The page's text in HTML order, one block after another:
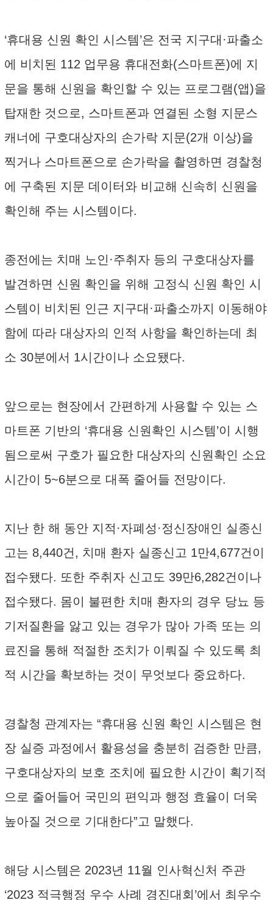
‘휴대용 신원 확인 시스템’은 전국 지구대·파출소
에 비치된 112 업무용 휴대전화(스마트폰)에 지
문을 통해 신원을 확인할 수 있는 프로그램(앱)을
탑재한 것으로, 스마트폰과 연결된 소형 지문스
캐너에 구호대상자의 손가락 지문(2개 이상)을
찍거나 스마트폰으로 손가락을 촬영하면 경찰청
에 구축된 지문 데이터와 비교해 신속히 신원을
확인해 주는 시스템이다.
종전에는 치매 노인·주취자 등의 구호대상자를
발견하면 신원 확인을 위해 고정식 신원 확인 시
스템이 비치된 인근 지구대·파출소까지 이동해야
함에 따라 대상자의 인적 사항을 확인하는데 최
소 30분에서 1시간이나 소요됐다.
앞으로는 현장에서 간편하게 사용할 수 있는 스
마트폰 기반의 ‘휴대용 신원확인 시스템’이 시행
됨으로써 구호가 필요한 대상자의 신원확인 소요
시간이 5~6분으로 대폭 줄어들 전망이다.
지난 한 해 동안 지적·자폐성·정신장애인 실종신
고는 8,440건, 치매 환자 실종신고 1만4,677건이
접수됐다. 또한 주취자 신고도 39만6,282건이나
접수됐다. 몸이 불편한 치매 환자의 경우 당뇨 등
기저질환을 앓고 있는 경우가 많아 가족 또는 의
료진을 통해 적절한 조치가 이뤄질 수 있도록 최
적 시간을 확보하는 것이 무엇보다 중요하다.
경찰청 관계자는 “휴대용 신원 확인 시스템은 현
장 실증 과정에서 활용성을 충분히 검증한 만큼,
구호대상자의 보호 조치에 필요한 시간이 획기적
으로 줄어들어 국민의 편익과 행정 효율이 더욱
높아질 것으로 기대한다”고 말했다.
해당 시스템은 2023년 11월 인사혁신처 주관
‘2023 적극행정 우수 사례 경진대회’에서 최우수